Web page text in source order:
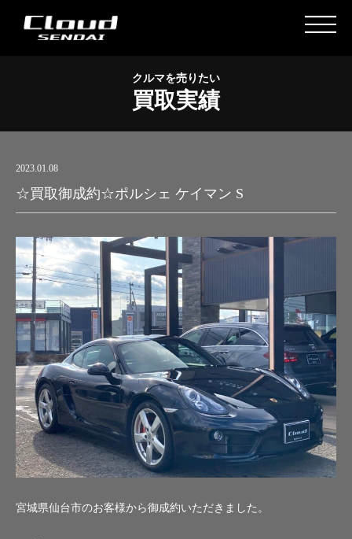
クルマを売りたい
買取実績
2023.01.08
☆買取御成約☆ポルシェ ケイマン S
宮城県仙台市のお客様から御成約いただきました。